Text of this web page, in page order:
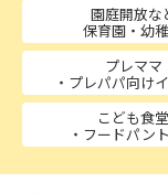
園庭開放な
保育園・幼
プレママ
・プレパパ向け
こども食堂
・フードパン